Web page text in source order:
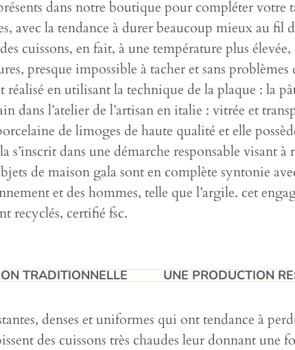
dans notre boutique pour compléter votre
avec la tendance à durer beaucoup mieux au fil
cuissons, en fait, à une température plus
presque impossible à tacher et sans
réalisé en utilisant la technique de la plaque : la
dans l’atelier de l’artisan en italie : vitrée et
de limoges de haute qualité et elle
dans une démarche responsable visant
de maison gala sont en complète syntonie
et des hommes, telle que l’argile. cet
recyclés, certifié fsc.
TRADITIONNELLE​ UNE PRODUCTION
denses et uniformes qui ont tendance à
des cuissons très chaudes leur donnant